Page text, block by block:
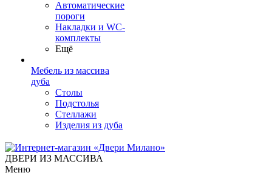
Автоматические
пороги
Накладки и WC-
комплекты
Ещё
Мебель из массива
дуба
Столы
Подстолья
Стеллажи
Изделия из дуба
ДВЕРИ ИЗ МАССИВА
Меню